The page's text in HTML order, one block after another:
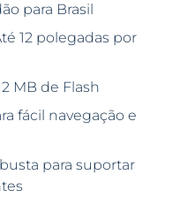
para Brasil
12 polegadas por
MB de Flash
fácil navegação e
para suportar